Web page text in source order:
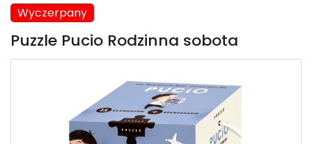
Wyczerpany
Puzzle Pucio Rodzinna sobota